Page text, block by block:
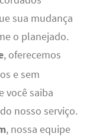
sua mudança
o planejado.
, oferecemos
e sem
você saiba
nosso serviço.
, nossa equipe